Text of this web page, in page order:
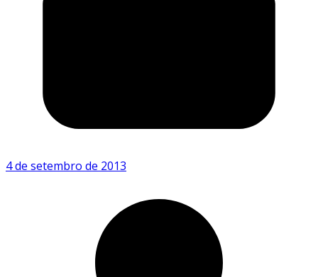
4 de setembro de 2013